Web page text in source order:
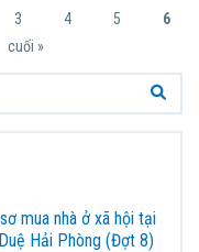
3 4 5
6
cuối »
mua nhà ở xã hội tại
Hải Phòng (Đợt 8)